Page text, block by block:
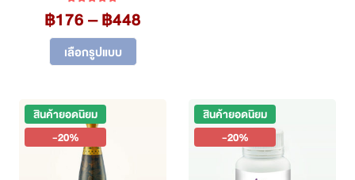
฿176–฿448
เลือกรูปแบบ
This
product
สินค้ายอดนิยม
-20%
สินค้ายอดนิยม
-20%